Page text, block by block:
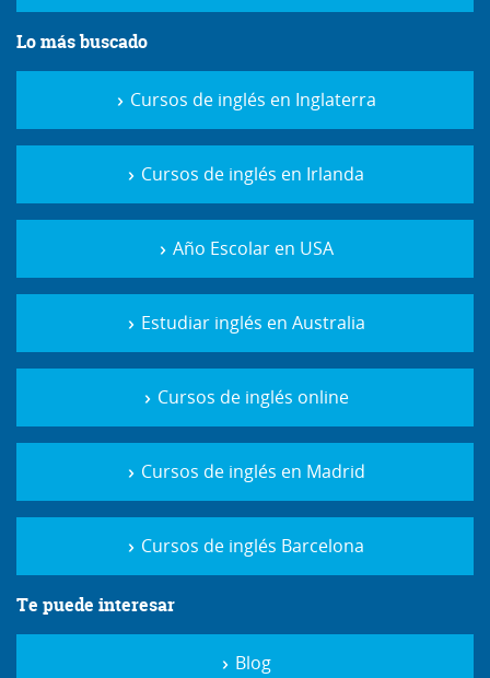
Lo más buscado
Cursos de inglés en Inglaterra
Cursos de inglés en Irlanda
Año Escolar en USA
Estudiar inglés en Australia
Cursos de inglés online
Cursos de inglés en Madrid
Cursos de inglés Barcelona
Te puede interesar
Blog